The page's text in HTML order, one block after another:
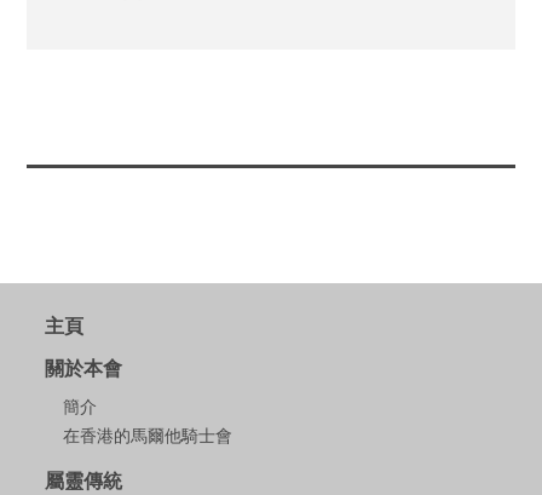
主頁
關於本會
簡介
在香港的馬爾他騎士會
屬靈傳統